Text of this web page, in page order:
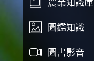
農業知識庫
圖鑑知識
圖書影音